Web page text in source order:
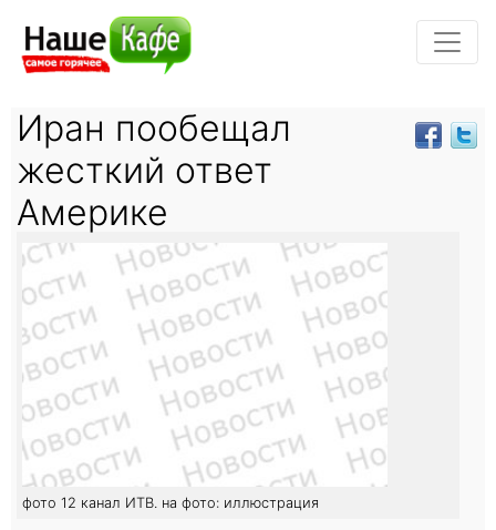
Иран пообещал
жесткий ответ
Америке
фото 12 канал ИТВ. на фото: иллюстрация